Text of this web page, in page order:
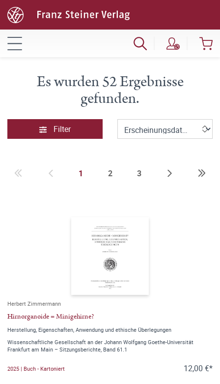
Es wurden 52 Ergebnisse
gefunden.
Filter
1 2 3
Herbert Zimmermann
Hirnorganoide = Minigehirne?
Herstellung, Eigenschaften, Anwendung und ethische Überlegungen
Wissenschaftliche Gesellschaft an der Johann Wolfgang Goethe-Universität
Frankfurt am Main – Sitzungsberichte, Band 61.1
2025 | Buch - Kartoniert 12,00 €*